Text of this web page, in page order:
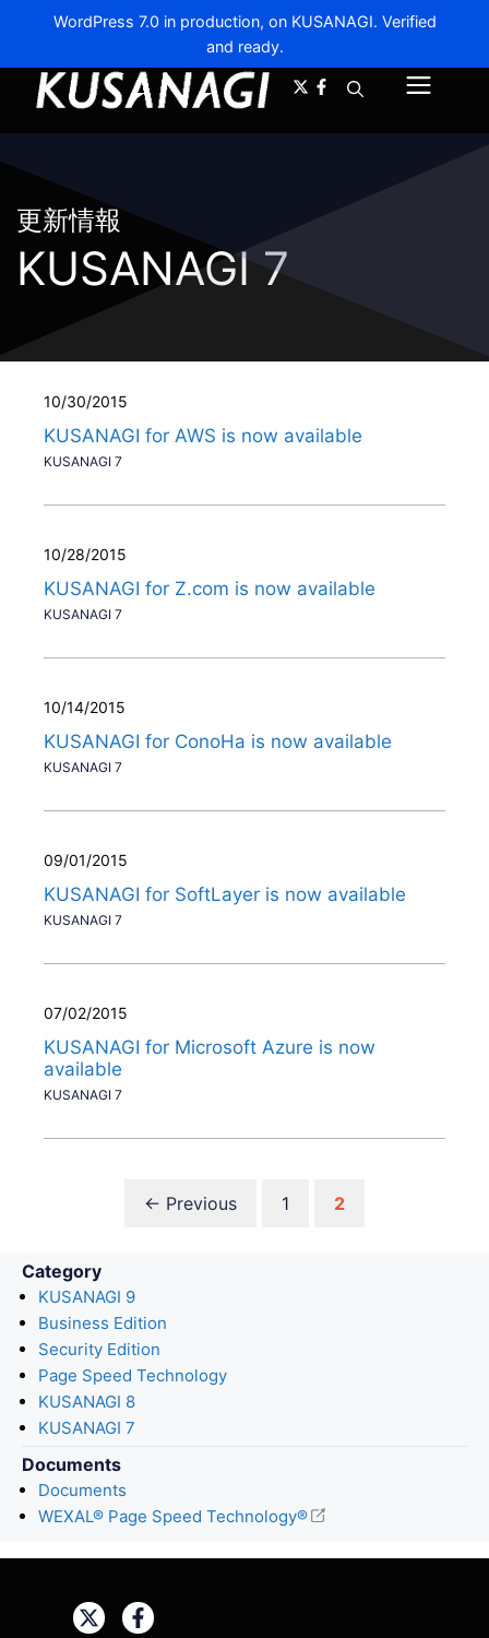
WordPress 7.0 in production, on KUSANAGI. Verified
and ready.
更新情報
KUSANAGI 7
10/30/2015
KUSANAGI for AWS is now available
KUSANAGI 7
10/28/2015
KUSANAGI for Z.com is now available
KUSANAGI 7
10/14/2015
KUSANAGI for ConoHa is now available
KUSANAGI 7
09/01/2015
KUSANAGI for SoftLayer is now available
KUSANAGI 7
07/02/2015
KUSANAGI for Microsoft Azure is now
available
KUSANAGI 7
← Previous Page
1 Page
2
Category
KUSANAGI 9
Business Edition
Security Edition
Page Speed Technology
KUSANAGI 8
KUSANAGI 7
Documents
Documents
WEXAL® Page Speed Technology®
A- A+